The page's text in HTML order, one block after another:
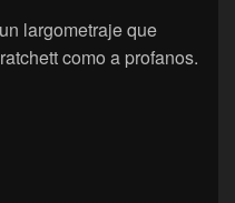
largometraje que
como a profanos.